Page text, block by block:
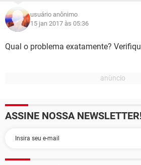
usuário anônimo
15 jan 2017 às 05:36
Qual o problema exatamente?
ASSINE NOSSA